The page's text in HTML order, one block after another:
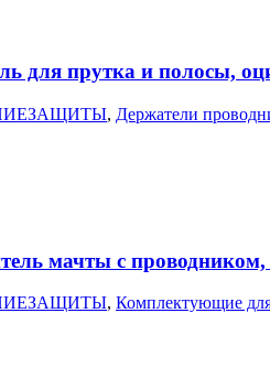
для прутка и полосы,
, Держатели
мачты с
, Комплектующие